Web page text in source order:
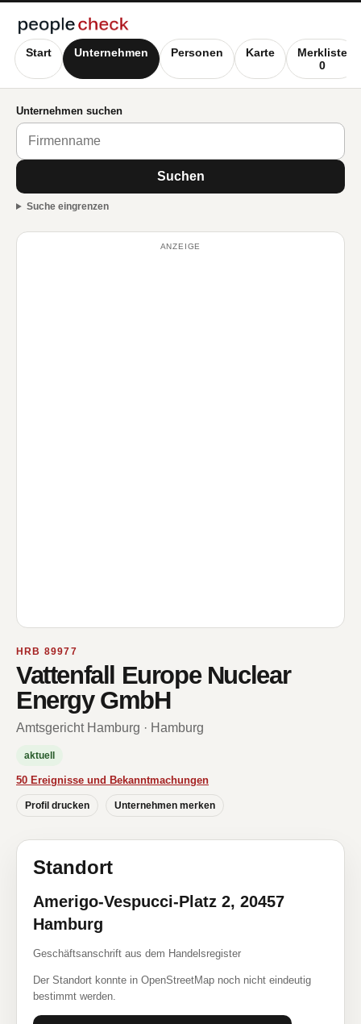
Start Unternehmen Personen Karte
Merkliste
0
Unternehmen suchen
Suchen
Suche eingrenzen
ANZEIGE
HRB 89977
Vattenfall Europe Nuclear
Energy GmbH
Amtsgericht Hamburg · Hamburg
aktuell
50 Ereignisse und Bekanntmachungen
Profil drucken Unternehmen merken
Standort
Amerigo-Vespucci-Platz 2, 20457
Hamburg
Geschäftsanschrift aus dem Handelsregister
Der Standort konnte in OpenStreetMap noch nicht eindeutig
bestimmt werden.